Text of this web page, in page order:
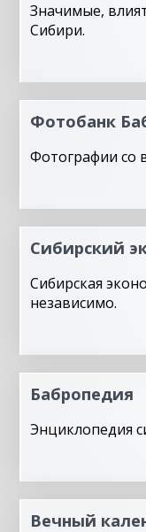
Значимые,
Сибири.
Фотобанк
Фотографии со
Сибирский
Сибирская
независимо.
Бабропедия
Энциклопедия
Вечный